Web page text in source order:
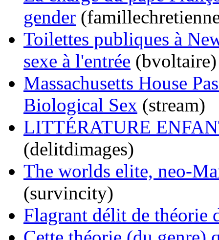
gender
Toilettes publiques à
sexe à l'entrée (bvoltaire)
Massachusetts House
Biological Sex (stream)
LITTÉRATURE
(delitdimages)
The worlds elite, neo-
(survincity)
Flagrant délit de théorie